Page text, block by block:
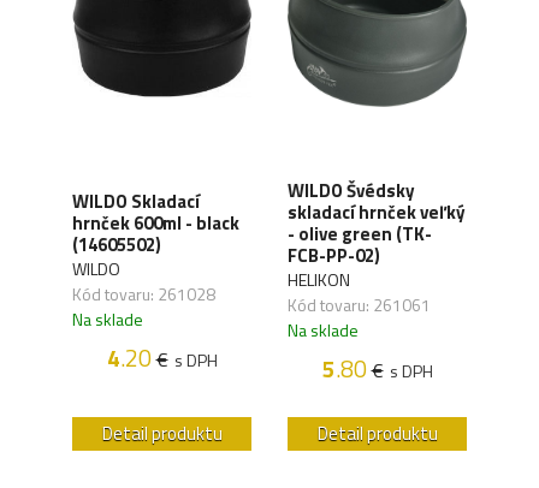
WILDO Skladací
hrnček 600ml - black
(14605502)
WILDO
Kód tovaru: 261028
Na sklade
4.20€ s DPH
Detail produktu
WILDO Švédsky
skladací hrnček veľký
- olive green (TK-
FCB-PP-02)
HELIKON
Kód tovaru: 261061
Na sklade
5.80€ s DPH
Detail produktu